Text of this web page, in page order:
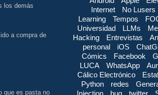
los demás
a compra de
que es pasta no
Internet
No Lusers
Learning
Tempos
Universidad
LLMs
Hacking
Entrevistas
personal
iOS
Cómics
Facebook
LUCA
WhatsApp
Cálico Electrónico
Python
redes
Injection
bug twitter